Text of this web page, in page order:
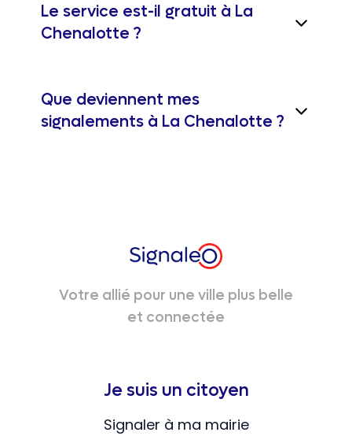
Le service est-il gratuit à La
Chenalotte ?
Que deviennent mes
signalements à La Chenalotte ?
Votre allié pour une ville plus belle
et connectée
Je suis un citoyen
Signaler à ma mairie